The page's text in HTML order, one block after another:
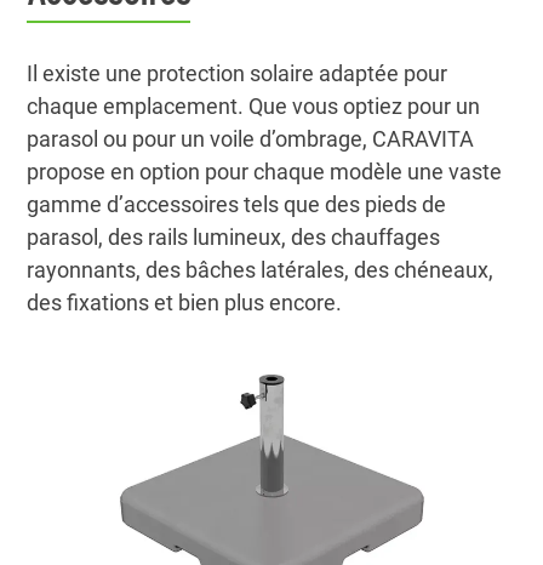
Il existe une protection solaire adaptée pour
chaque emplacement. Que vous optiez pour un
parasol ou pour un voile d’ombrage, CARAVITA
propose en option pour chaque modèle une vaste
gamme d’accessoires tels que des pieds de
parasol, des rails lumineux, des chauffages
rayonnants, des bâches latérales, des chéneaux,
des fixations et bien plus encore.